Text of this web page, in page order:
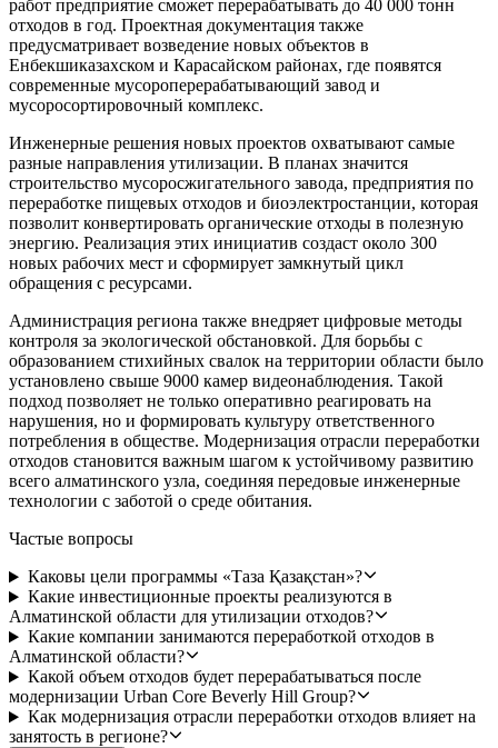
работ предприятие сможет перерабатывать до 40 000 тонн
отходов в год. Проектная документация также
предусматривает возведение новых объектов в
Енбекшиказахском и Карасайском районах, где появятся
современные мусороперерабатывающий завод и
мусоросортировочный комплекс.
Инженерные решения новых проектов охватывают самые
разные направления утилизации. В планах значится
строительство мусоросжигательного завода, предприятия по
переработке пищевых отходов и биоэлектростанции, которая
позволит конвертировать органические отходы в полезную
энергию. Реализация этих инициатив создаст около 300
новых рабочих мест и сформирует замкнутый цикл
обращения с ресурсами.
Администрация региона также внедряет цифровые методы
контроля за экологической обстановкой. Для борьбы с
образованием стихийных свалок на территории области было
установлено свыше 9000 камер видеонаблюдения. Такой
подход позволяет не только оперативно реагировать на
нарушения, но и формировать культуру ответственного
потребления в обществе. Модернизация отрасли переработки
отходов становится важным шагом к устойчивому развитию
всего алматинского узла, соединяя передовые инженерные
технологии с заботой о среде обитания.
Частые вопросы
Каковы цели программы «Таза Қазақстан»?
Какие инвестиционные проекты реализуются в
Алматинской области для утилизации отходов?
Какие компании занимаются переработкой отходов в
Алматинской области?
Какой объем отходов будет перерабатываться после
модернизации Urban Core Beverly Hill Group?
Как модернизация отрасли переработки отходов влияет на
занятость в регионе?